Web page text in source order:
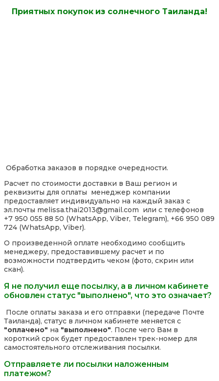
Приятных покупок из солнечного Таиланда!
Обработка заказов в порядке очередности.
Расчет по стоимости доставки в Ваш регион и
реквизиты для оплаты менеджер компании
предоставляет индивидуально на каждый заказ с
эл.почты melissa.thai2013@gmail.com или с телефонов
+7 950 055 88 50 (WhatsApp, Viber, Telegram), +66 950 089
724 (WhatsApp, Viber).
О произведенной оплате необходимо сообщить
менеджеру, предоставившему расчет и по
возможности подтвердить чеком (фото, скрин или
скан).
Я не получил еще посылку, а в личном кабинете
обновлен статус "выполнено", что это означает?
После оплаты заказа и его отправки (передаче Почте
Таиланда), статус в личном кабинете меняется с
"оплачено" на "выполнено". После чего Вам в
короткий срок будет предоставлен трек-номер для
самостоятельного отслеживания посылки.
Отправляете ли посылки наложенным
платежом?